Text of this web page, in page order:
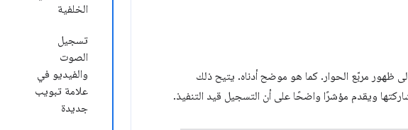
الخلفية
تسجيل
الصوت
والفيديو في
علامة تبويب
جديدة
ظهور مربّع الحوار. كما هو موضح أدناه. يتيح ذلك
ويقدم مؤشرًا واضحًا على أن التسجيل قيد التنفيذ.